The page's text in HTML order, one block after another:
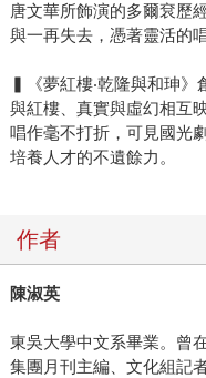
唐文華所飾演的多爾袞歷
與一再失去，憑著靈活的
▍《夢紅樓‧乾隆與和珅》
與紅樓、真實與虛幻相互
唱作毫不打折，可見國光
培養人才的不遺餘力。
作者
陳淑英
東吳大學中文系畢業。曾
集團月刊主編、文化組記